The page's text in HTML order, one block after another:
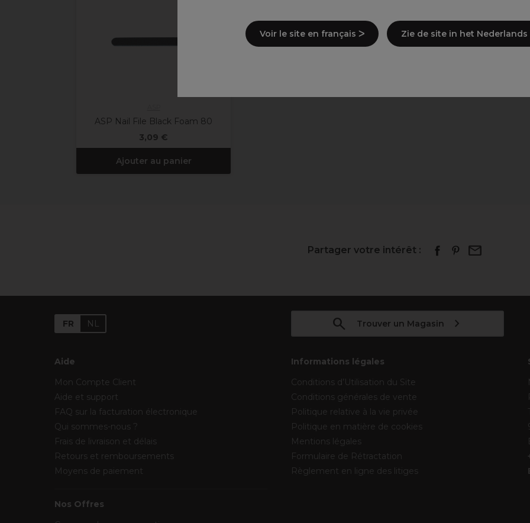
ASP Nail File Black Foam 80
3,09 €
Ajouter au panier
Partager votre intérêt :
FR NL Trouver un Magasin
Aide
Mon Compte Client
Aide et support
FAQ sur la facturation électronique
Qui sommes-nous ?
Frais de livraison et délais
Retours et remboursements
Moyens de paiement
Nos Offres
Informations légales
Conditions d’Utilisation du Site
Conditions générales de vente
Politique relative à la vie privée
Politique en matière de cookies
Mentions légales
Formulaire de Rétractation
Règlement en ligne des litiges
Voir le site en français ᐳ Zie de site in het Nederlands